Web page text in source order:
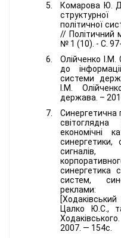
Комарова Ю.
політичної
// Політичний
№ 1 (10). - С.
Олійченко І.М.
до
системи
І.М.
держава. –
Синергетична
економічні
синергетики,
синергетика
систем,
реклами:
Цалко Ю.С.,
2007. — 154с.